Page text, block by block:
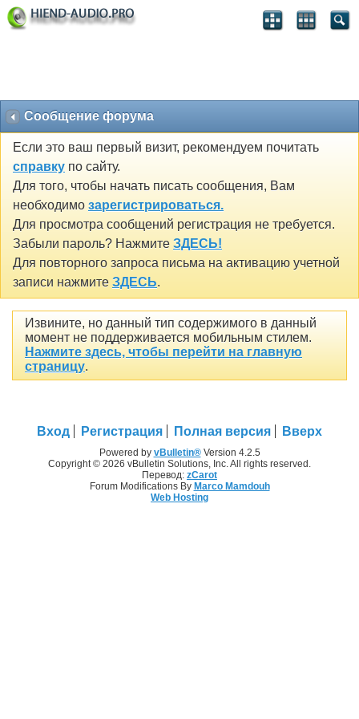
Сообщение форума
Если это ваш первый визит, рекомендуем почитать
справку по сайту.
Для того, чтобы начать писать сообщения, Вам
необходимо зарегистрироваться.
Для просмотра сообщений регистрация не требуется.
Забыли пароль? Нажмите ЗДЕСЬ!
Для повторного запроса письма на активацию учетной
записи нажмите ЗДЕСЬ.
Извините, но данный тип содержимого в данный
момент не поддерживается мобильным стилем.
Нажмите здесь, чтобы перейти на главную
страницу.
Вход Регистрация Полная версия Вверх
Powered by vBulletin®Version 4.2.5
Copyright © 2026 vBulletin Solutions, Inc. All rights reserved.
Перевод: zCarot
Forum Modifications By Marco Mamdouh
Web Hosting